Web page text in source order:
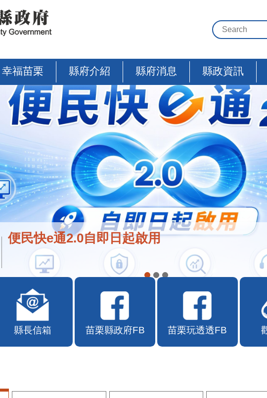
幸福苗栗 縣府介紹 縣府消息 縣政資訊
歡迎在地店家加入苗栗幣合作行列
縣長信箱 苗栗縣政府FB 苗栗玩透透FB
影音新聞 活動訊息 訊息